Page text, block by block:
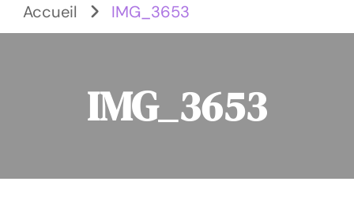
Votre panier est vide.
Accueil IMG_3653
IMG_3653